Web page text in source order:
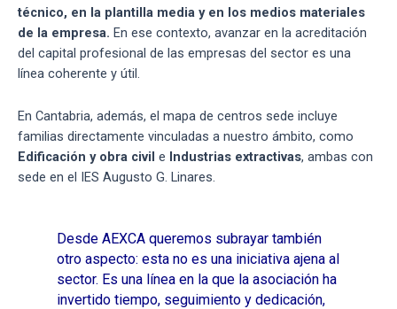
técnico, en la plantilla media y en los medios materiales
de la empresa. En ese contexto, avanzar en la acreditación
del capital profesional de las empresas del sector es una
línea coherente y útil.
En Cantabria, además, el mapa de centros sede incluye
familias directamente vinculadas a nuestro ámbito, como
Edificación y obra civil e Industrias extractivas, ambas con
sede en el IES Augusto G. Linares.
Desde AEXCA queremos subrayar también
otro aspecto: esta no es una iniciativa ajena al
sector. Es una línea en la que la asociación ha
invertido tiempo, seguimiento y dedicación,